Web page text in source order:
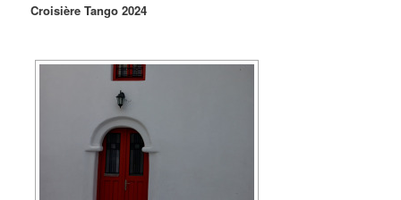
Croisière Tango 2024